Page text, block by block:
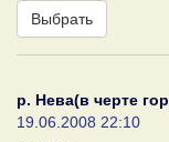
Выбрать
р. Нева(в черте
19.06.2008 22:10